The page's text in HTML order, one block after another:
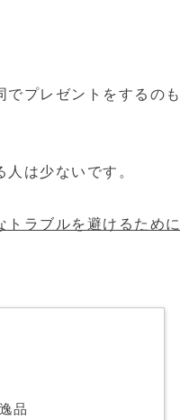
プレゼントをするのも
は少ないです。
ラブルを避けるために
品